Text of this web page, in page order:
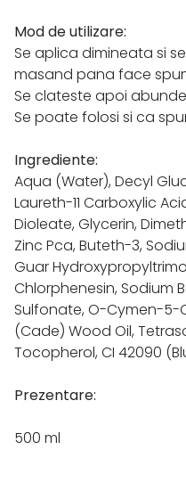
Mod de utilizare:
Se aplica dimineata si
masand pana face
Se clateste apoi
Se poate folosi si ca
Ingrediente:
Aqua (Water), Decyl
Laureth-11 Carboxylic
Dioleate, Glycerin,
Zinc Pca, Buteth-3,
Guar
Chlorphenesin, Sodium
Sulfonate, O-Cymen-5-
(Cade) Wood Oil,
Tocopherol, CI 42090
Prezentare:
500 ml